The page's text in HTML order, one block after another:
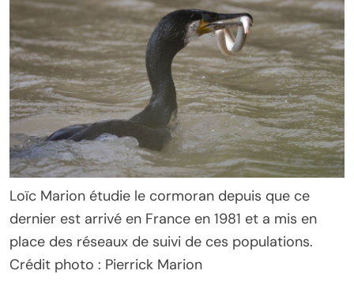
Loïc Marion étudie le cormoran depuis que ce
dernier est arrivé en France en 1981 et a mis en
place des réseaux de suivi de ces populations.
Crédit photo : Pierrick Marion